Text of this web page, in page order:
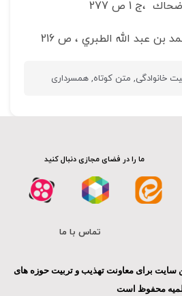
،ج 1 ص 277
بن عبد الله الطبري ، ص 216
خانوادگی, متن کوتاه,همسرداری
ما را در فضای مجازی دنبال کنید
تماس با ما
سایت برای معاونت تهذیب و تربیت حوزه های
محفوظ است